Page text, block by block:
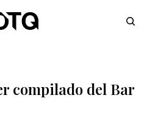
compilado del Bar